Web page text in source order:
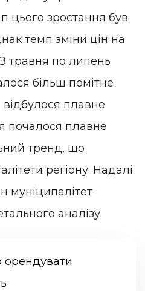
цього зростання був
темп зміни цін на
травня по липень
більш помітне
відбулося плавне
почалося плавне
тренд, що
регіону. Надалі
муніципалітет
аналізу.
орендувати